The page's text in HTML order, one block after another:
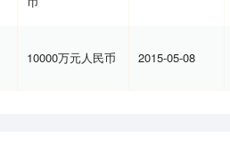
10000万元人民币 2015-05-08